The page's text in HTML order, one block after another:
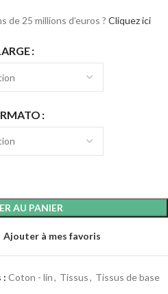
de 25 millions d’euros ? Cliquez ici
AU PANIER
Ajouter à mes favoris
: Coton - lin, Tissus, Tissus de base